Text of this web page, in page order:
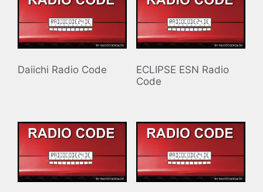
Daiichi Radio Code
ECLIPSE ESN Radio
Code